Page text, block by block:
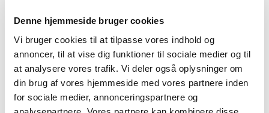
Denne hjemmeside bruger cookies
Vi bruger cookies til at tilpasse vores indhold og
annoncer, til at vise dig funktioner til sociale medier og til
at analysere vores trafik. Vi deler også oplysninger om
din brug af vores hjemmeside med vores partnere inden
for sociale medier, annonceringspartnere og
Du vil måske også kunne
lide...